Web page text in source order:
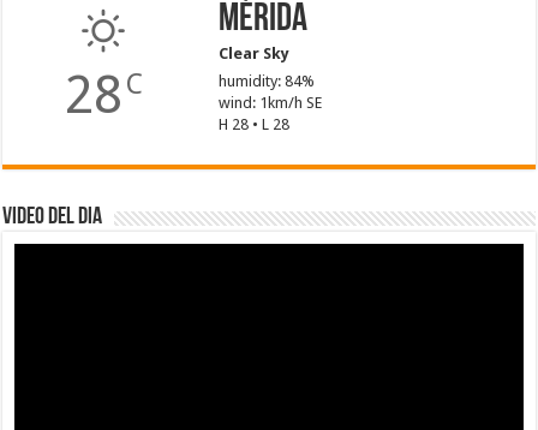
28 C
Mérida
Clear Sky
humidity: 84%
wind: 1km/h SE
H 28 • L 28
Video del dia